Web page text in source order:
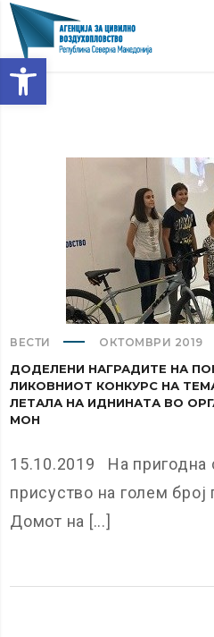
Open toolbar
ВЕСТИ ОКТОМВРИ 2019
ДОДЕЛЕНИ НАГРАДИТЕ НА
ЛИКОВНИОТ КОНКУРС НА
ЛЕТАЛА НА ИДНИНАТА ВО
МОН
15.10.2019 На пригодна
присуство на голем број
Домот на [...]